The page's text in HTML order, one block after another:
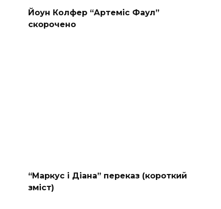
Йоун Колфер “Артеміс Фаул”
скорочено
“Маркус і Діана” переказ (короткий
зміст)